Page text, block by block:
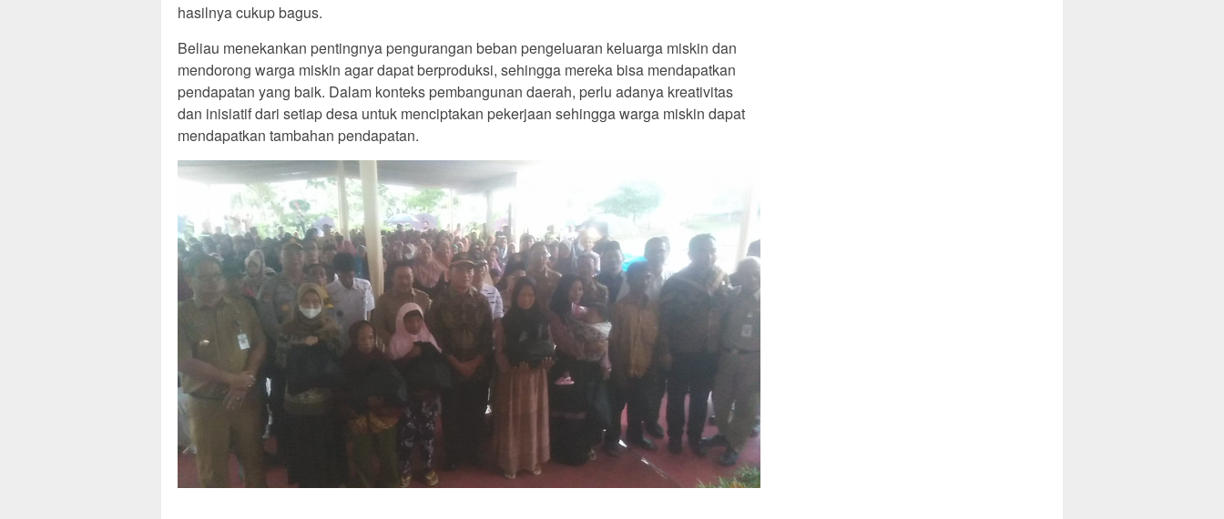
hasilnya cukup bagus.
Beliau menekankan pentingnya pengurangan beban pengeluaran keluarga miskin dan
mendorong warga miskin agar dapat berproduksi, sehingga mereka bisa mendapatkan
pendapatan yang baik. Dalam konteks pembangunan daerah, perlu adanya kreativitas
dan inisiatif dari setiap desa untuk menciptakan pekerjaan sehingga warga miskin dapat
mendapatkan tambahan pendapatan.